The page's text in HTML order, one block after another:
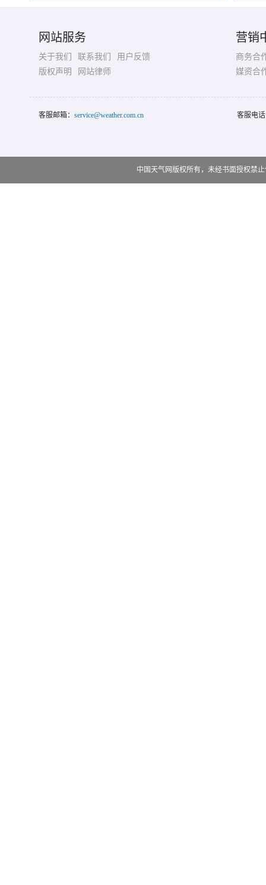
网站服务
关于我们 联系我们
用户反馈
版权声明
网站律师
营销
商务合
媒资合
客服邮箱： service@weather.com.cn 客服电
中国天气网版权所有，未经书面授权